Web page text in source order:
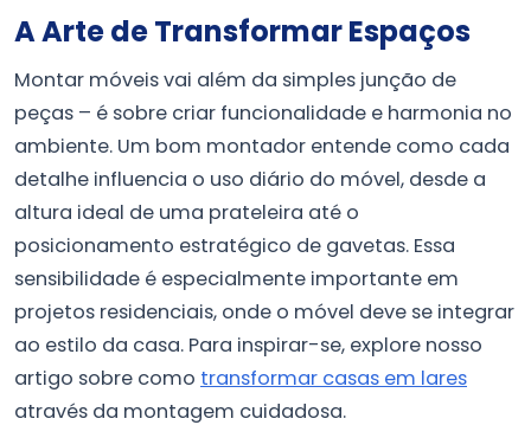
A Arte de Transformar Espaços
Montar móveis vai além da simples junção de
peças – é sobre criar funcionalidade e harmonia no
ambiente. Um bom montador entende como cada
detalhe influencia o uso diário do móvel, desde a
altura ideal de uma prateleira até o
posicionamento estratégico de gavetas. Essa
sensibilidade é especialmente importante em
projetos residenciais, onde o móvel deve se integrar
ao estilo da casa. Para inspirar-se, explore nosso
artigo sobre como transformar casas em lares
através da montagem cuidadosa.